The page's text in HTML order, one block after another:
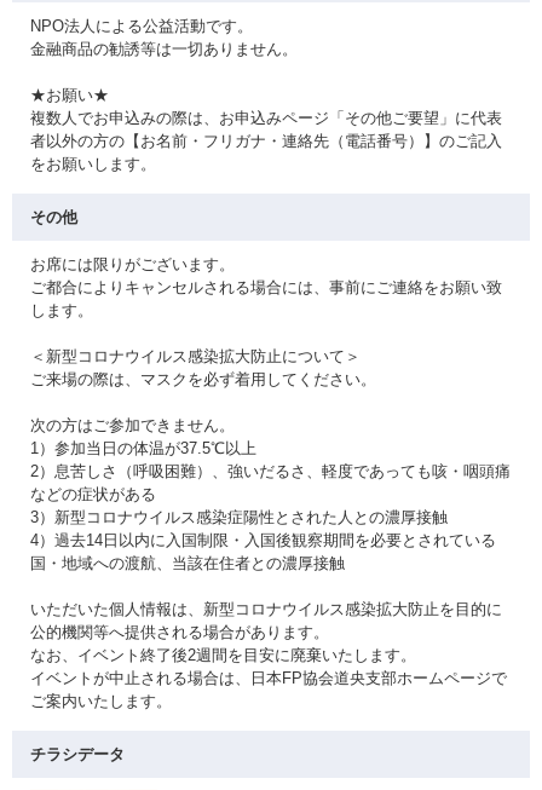
NPO法人による公益活動です。
金融商品の勧誘等は一切ありません。
★お願い★
複数人でお申込みの際は、お申込みページ「その他ご要望」に代表
者以外の方の【お名前・フリガナ・連絡先（電話番号）】のご記入
をお願いします。
その他
お席には限りがございます。
ご都合によりキャンセルされる場合には、事前にご連絡をお願い致
します。
＜新型コロナウイルス感染拡大防止について＞
ご来場の際は、マスクを必ず着用してください。
次の方はご参加できません。
1）参加当日の体温が37.5℃以上
2）息苦しさ（呼吸困難）、強いだるさ、軽度であっても咳・咽頭痛
などの症状がある
3）新型コロナウイルス感染症陽性とされた人との濃厚接触
4）過去14日以内に入国制限・入国後観察期間を必要とされている
国・地域への渡航、当該在住者との濃厚接触
いただいた個人情報は、新型コロナウイルス感染拡大防止を目的に
公的機関等へ提供される場合があります。
なお、イベント終了後2週間を目安に廃棄いたします。
イベントが中止される場合は、日本FP協会道央支部ホームページで
ご案内いたします。
チラシデータ